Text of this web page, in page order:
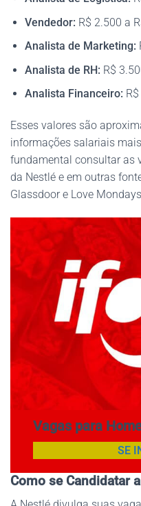
Vendedor: R$ 2.500 a
Analista de Marketing:
Analista de RH: R$
Analista Financeiro:
Esses valores são
informações salariais
fundamental consultar as
da Nestlé e em outras
Glassdoor e Love
Vagas para
SE
Como se Candidatar